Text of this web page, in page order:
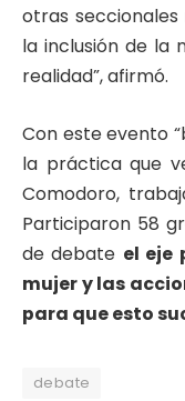
otras
la inclusión de la
realidad”, afirmó.
Con este evento
la práctica que
Comodoro,
Participaron 58
de debate el eje
mujer y las
para que esto
debate